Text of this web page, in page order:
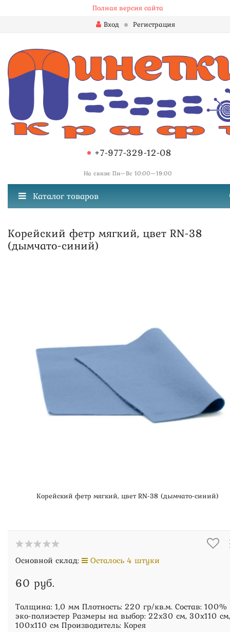
Полная версия сайта
Вход
Регистрация
+7-977-329-12-08
На связи: Пн—Вс 10:00—19:00
Каталог товаров
Корейский фетр мягкий, цвет RN-38
(дымчато-синий)
Корейский фетр мягкий, цвет RN-38 (дымчато-синий)
Основной склад: Осталось 4 штуки
60 руб.
Толщина: 1,0 мм Плотность: 220 гр/кв.м. Состав: 100%
эко-полиэстер Размеры на выбор: 22х30 см, 30х110 см,
100х110 см Производитель: Корея